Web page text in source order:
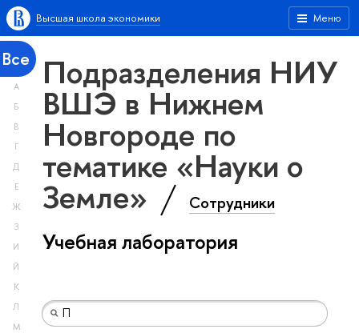
Меню
Высшая школа экономики
Все
А
Б
В
Г
Д
Е
Ж
З
И
Й
К
Л
М
Подразделения НИУ
ВШЭ в Нижнем
Новгороде по
тематике «Науки о
Земле» Сотрудники
Учебная лаборатория